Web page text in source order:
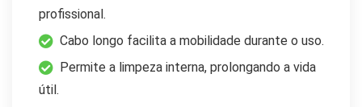
profissional.
Cabo longo facilita a mobilidade durante o uso.
Permite a limpeza interna, prolongando a vida
útil.